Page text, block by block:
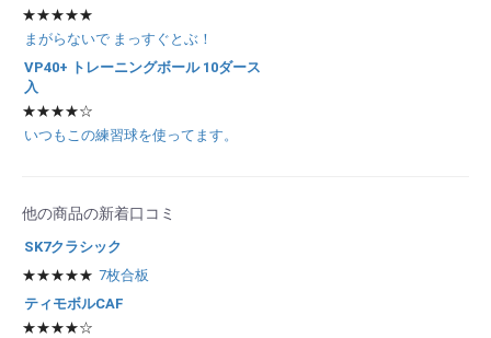
★★★★★
まがらないで まっすぐとぶ！
VP40+ トレーニングボール 10ダース
入
★★★★☆
いつもこの練習球を使ってます。
他の商品の新着口コミ
SK7クラシック
★★★★★ 7枚合板
ティモボルCAF
★★★★☆